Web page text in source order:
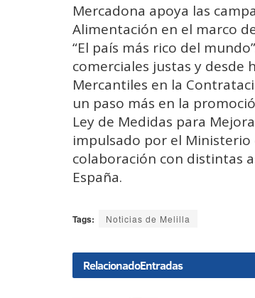
Mercadona apoya las
Alimentación en el marco
“El país más rico del
comerciales justas y desde
Mercantiles en la
un paso más en la
Ley de Medidas para
impulsado por el Ministerio
colaboración con distintas
España.
Tags: Noticias de Melilla
RelacionadoEntradas